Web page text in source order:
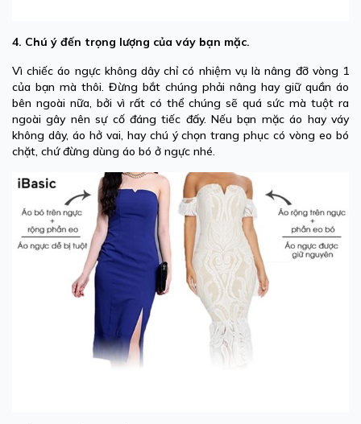
4. Chú ý đến trọng lượng của váy bạn mặc.
Vì chiếc áo ngực không dây chỉ có nhiệm vụ là nâng đỡ vòng 1
của bạn mà thôi. Đừng bắt chúng phải nâng hay giữ quần áo
bên ngoài nữa, bởi vì rất có thể chúng sẽ quá sức mà tuột ra
ngoài gây nên sự cố đáng tiếc đấy. Nếu bạn mặc áo hay váy
không dây, áo hở vai, hay chú ý chọn trang phục có vòng eo bó
chặt, chứ đừng dùng áo bó ở ngực nhé.